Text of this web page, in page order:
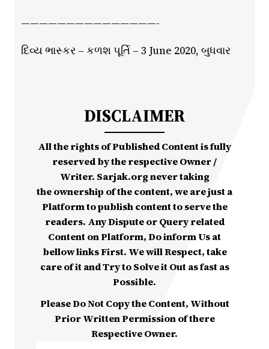
———————————————-
દિવ્ય ભાસ્કર – કળશ પૂર્તિ – 3 June 2020, બુધવાર
DISCLAIMER
All the rights of Published Content is fully
reserved by the respective Owner /
Writer. Sarjak.org never taking
the ownership of the content, we are just a
Platform to publish content to serve the
readers. Any Dispute or Query related
Content on Platform, Do inform Us at
bellow links First. We will Respect, take
care of it and Try to Solve it Out as fast as
Possible.
Please Do Not Copy the Content, Without
Prior Written Permission of there
Respective Owner.